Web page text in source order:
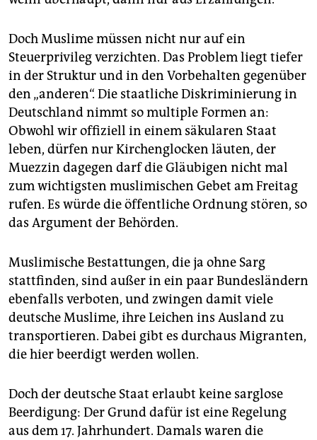
Doch Muslime müssen nicht nur auf ein
Steuerprivileg verzichten. Das Problem liegt tiefer
in der Struktur und in den Vorbehalten gegenüber
den „anderen“. Die staatliche Diskriminierung in
Deutschland nimmt so multiple Formen an:
Obwohl wir offiziell in einem säkularen Staat
leben, dürfen nur Kirchenglocken läuten, der
Muezzin dagegen darf die Gläubigen nicht mal
zum wichtigsten muslimischen Gebet am Freitag
rufen. Es würde die öffentliche Ordnung stören, so
das Argument der Behörden.
Muslimische Bestattungen, die ja ohne Sarg
stattfinden, sind außer in ein paar Bundesländern
ebenfalls verboten, und zwingen damit viele
deutsche Muslime, ihre Leichen ins Ausland zu
transportieren. Dabei gibt es durchaus Migranten,
die hier beerdigt werden wollen.
Doch der deutsche Staat erlaubt keine sarglose
Beerdigung: Der Grund dafür ist eine Regelung
aus dem 17. Jahrhundert. Damals waren die